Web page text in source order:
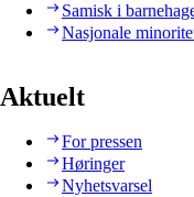
Samisk i
Nasjonale
Aktuelt
For pressen
Høringer
Nyhetsvarsel